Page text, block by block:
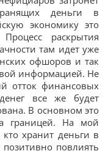
деньги в
экономику это
раскрытия
там идет уже
офшоров и так
информацией. Не
отток финансовых
все же будет
В основном это
границей. На мой
кто хранит деньги в
повлиять